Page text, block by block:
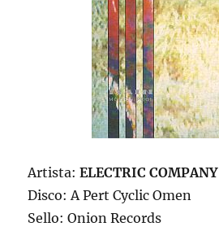
Artista:ELECTRIC COMPANY
Disco: A Pert Cyclic Omen
Sello: Onion Records